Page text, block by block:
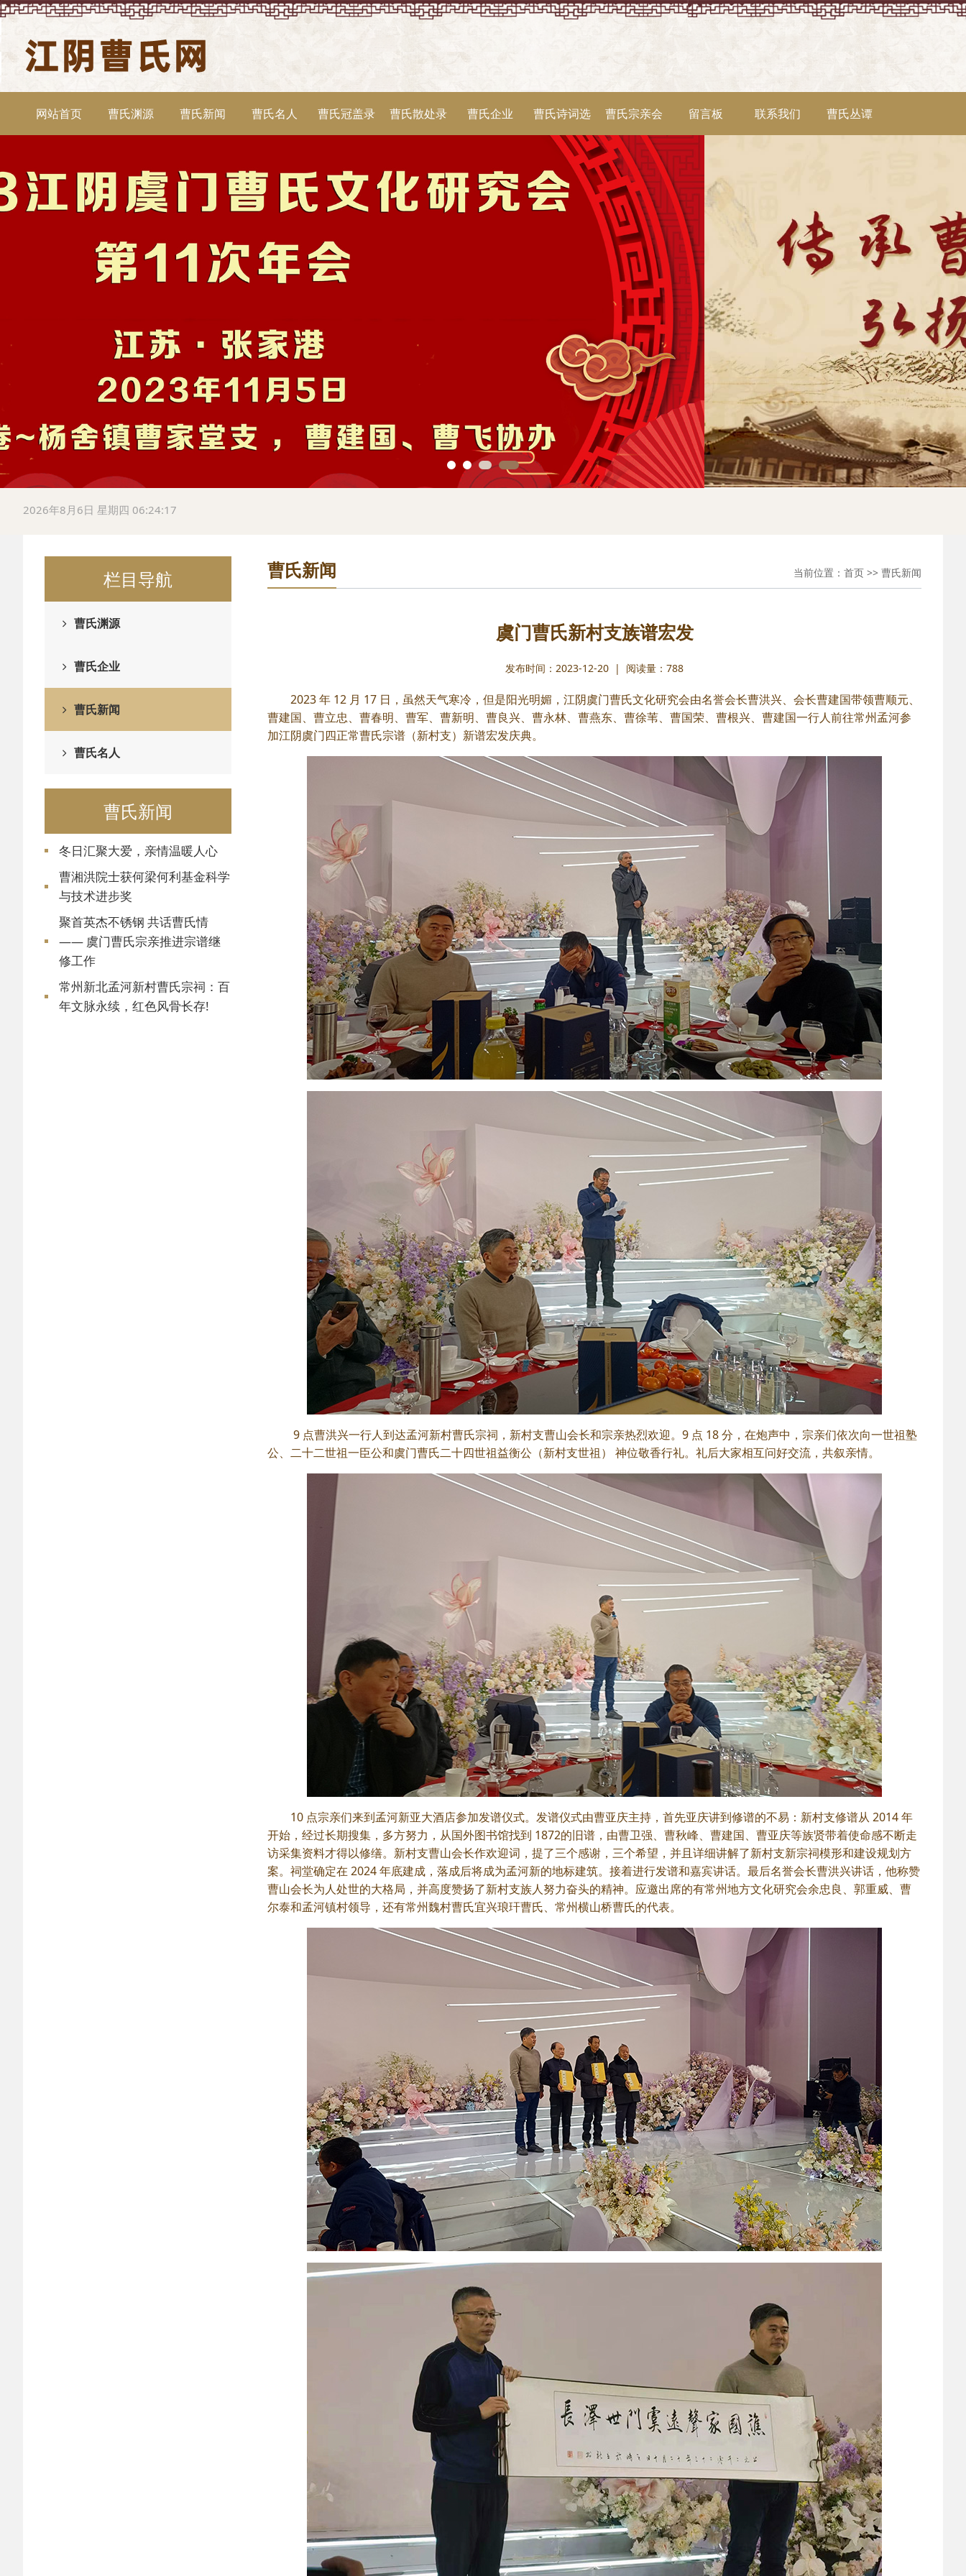
网站首页 曹氏渊源 曹氏新闻 曹氏名人 曹氏冠盖录 曹氏散处录 曹氏企业 曹氏诗词选 曹氏宗亲会 留言板 联系我们 曹氏丛谭
2026年8月6日 星期四 06:24:18
栏目导航
曹氏渊源
曹氏企业
曹氏新闻
曹氏名人
曹氏新闻
冬日汇聚大爱，亲情温暖人心
曹湘洪院士获何梁何利基金科学
与技术进步奖
聚首英杰不锈钢 共话曹氏情
—— 虞门曹氏宗亲推进宗谱继
修工作
常州新北孟河新村曹氏宗祠：百
年文脉永续，红色风骨长存!
曹氏新闻 当前位置： 首页 >> 曹氏新闻
虞门曹氏新村支族谱宏发
发布时间：2023-12-20 | 阅读量： 788
2023 年 12 月 17 日，虽然天气寒冷，但是阳光明媚，江阴虞门曹氏文化研究会由名誉会长曹洪兴、会长曹建国带领曹顺元、
曹建国、曹立忠、曹春明、曹军、曹新明、曹良兴、曹永林、曹燕东、曹徐苇、曹国荣、曹根兴、曹建国一行人前往常州孟河参
加江阴虞门四正常曹氏宗谱（新村支）新谱宏发庆典。
9 点曹洪兴一行人到达孟河新村曹氏宗祠，新村支曹山会长和宗亲热烈欢迎。9 点 18 分，在炮声中，宗亲们依次向一世祖塾
公、二十二世祖一臣公和虞门曹氏二十四世祖益衡公（新村支世祖） 神位敬香行礼。礼后大家相互问好交流，共叙亲情。
10 点宗亲们来到孟河新亚大酒店参加发谱仪式。发谱仪式由曹亚庆主持，首先亚庆讲到修谱的不易：新村支修谱从 2014 年
开始，经过长期搜集，多方努力，从国外图书馆找到 1872的旧谱，由曹卫强、曹秋峰、曹建国、曹亚庆等族贤带着使命感不断走
访采集资料才得以修缮。新村支曹山会长作欢迎词，提了三个感谢，三个希望，并且详细讲解了新村支新宗祠模形和建设规划方
案。祠堂确定在 2024 年底建成，落成后将成为孟河新的地标建筑。接着进行发谱和嘉宾讲话。最后名誉会长曹洪兴讲话，他称赞
曹山会长为人处世的大格局，并高度赞扬了新村支族人努力奋头的精神。应邀出席的有常州地方文化研究会余忠良、郭重威、曹
尔泰和孟河镇村领导，还有常州魏村曹氏宜兴琅玕曹氏、常州横山桥曹氏的代表。